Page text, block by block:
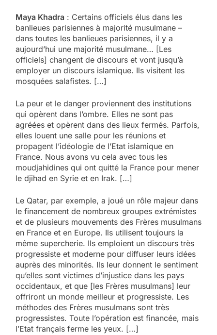
Maya Khadra : Certains officiels élus dans les
banlieues parisiennes à majorité musulmane –
dans toutes les banlieues parisiennes, il y a
aujourd’hui une majorité musulmane… [Les
officiels] changent de discours et vont jusqu’à
employer un discours islamique. Ils visitent les
mosquées salafistes. […]
La peur et le danger proviennent des institutions
qui opèrent dans l’ombre. Elles ne sont pas
agréées et opèrent dans des lieux fermés. Parfois,
elles louent une salle pour les réunions et
propagent l’idéologie de l’Etat islamique en
France. Nous avons vu cela avec tous les
moudjahidines qui ont quitté la France pour mener
le djihad en Syrie et en Irak. […]
Le Qatar, par exemple, a joué un rôle majeur dans
le financement de nombreux groupes extrémistes
et de plusieurs mouvements des Frères musulmans
en France et en Europe. Ils utilisent toujours la
même supercherie. Ils emploient un discours très
progressiste et moderne pour diffuser leurs idées
auprès des minorités. Ils leur donnent le sentiment
qu’elles sont victimes d’injustice dans les pays
occidentaux, et que [les Frères musulmans] leur
offriront un monde meilleur et progressiste. Les
méthodes des Frères musulmans sont très
progressistes. Toute l’opération est financée, mais
l’Etat français ferme les yeux. […]